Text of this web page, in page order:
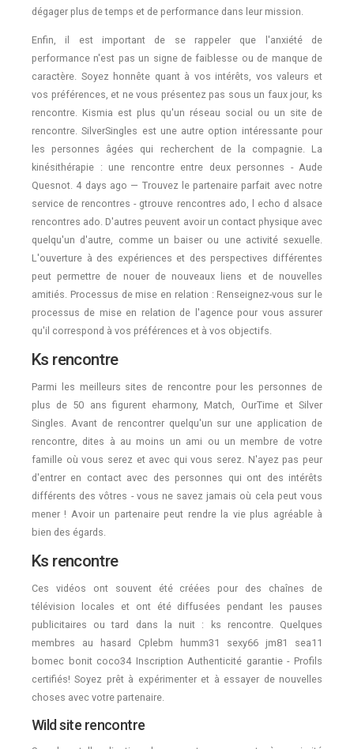
dégager plus de temps et de performance dans leur mission.
Enfin, il est important de se rappeler que l'anxiété de
performance n'est pas un signe de faiblesse ou de manque de
caractère. Soyez honnête quant à vos intérêts, vos valeurs et
vos préférences, et ne vous présentez pas sous un faux jour, ks
rencontre. Kismia est plus qu'un réseau social ou un site de
rencontre. SilverSingles est une autre option intéressante pour
les personnes âgées qui recherchent de la compagnie. La
kinésithérapie : une rencontre entre deux personnes - Aude
Quesnot. 4 days ago — Trouvez le partenaire parfait avec notre
service de rencontres - gtrouve rencontres ado, l echo d alsace
rencontres ado. D'autres peuvent avoir un contact physique avec
quelqu'un d'autre, comme un baiser ou une activité sexuelle.
L'ouverture à des expériences et des perspectives différentes
peut permettre de nouer de nouveaux liens et de nouvelles
amitiés. Processus de mise en relation : Renseignez-vous sur le
processus de mise en relation de l'agence pour vous assurer
qu'il correspond à vos préférences et à vos objectifs.
Ks rencontre
Parmi les meilleurs sites de rencontre pour les personnes de
plus de 50 ans figurent eharmony, Match, OurTime et Silver
Singles. Avant de rencontrer quelqu'un sur une application de
rencontre, dites à au moins un ami ou un membre de votre
famille où vous serez et avec qui vous serez. N'ayez pas peur
d'entrer en contact avec des personnes qui ont des intérêts
différents des vôtres - vous ne savez jamais où cela peut vous
mener ! Avoir un partenaire peut rendre la vie plus agréable à
bien des égards.
Ks rencontre
Ces vidéos ont souvent été créées pour des chaînes de
télévision locales et ont été diffusées pendant les pauses
publicitaires ou tard dans la nuit : ks rencontre. Quelques
membres au hasard Cplebm humm31 sexy66 jm81 sea11
bomec bonit coco34 Inscription Authenticité garantie - Profils
certifiés! Soyez prêt à expérimenter et à essayer de nouvelles
choses avec votre partenaire.
Wild site rencontre